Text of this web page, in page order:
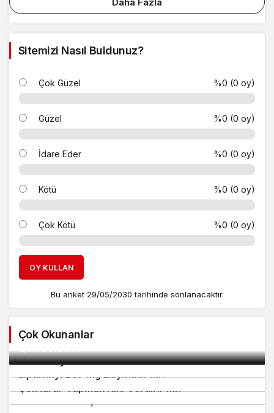
Sitemizi Nasıl Buldunuz?
Çok Güzel %0 (0 oy)
Güzel %0 (0 oy)
İdare Eder %0 (0 oy)
Kötü %0 (0 oy)
Çok Kötü %0 (0 oy)
OY KULLAN
Bu anket 29/05/2030 tarihinde sonlanacaktır.
Çok Okunanlar
2
Endonezya Para Birimi
3
4
5
6
7